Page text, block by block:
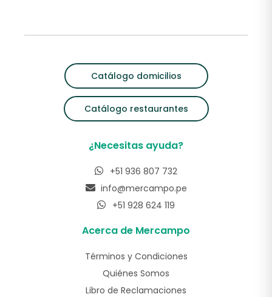
Catálogo domicilios
Catálogo restaurantes
¿Necesitas ayuda?
+51 936 807 732
info@mercampo.pe
+51 928 624 119
Acerca de Mercampo
Términos y Condiciones
Quiénes Somos
Libro de Reclamaciones